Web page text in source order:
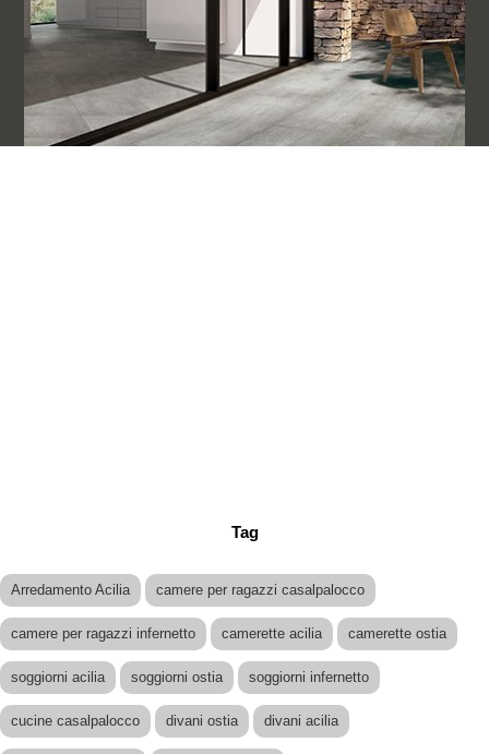
Tag
Arredamento Acilia camere per ragazzi casalpalocco
camere per ragazzi infernetto camerette acilia camerette ostia
soggiorni acilia soggiorni ostia soggiorni infernetto
cucine casalpalocco divani ostia divani acilia